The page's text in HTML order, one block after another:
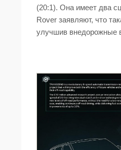
(20:1). Она имеет два
Rover заявляют, что
улучшив внедорожные